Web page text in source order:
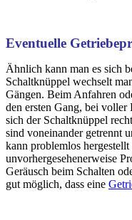
Eventuelle
Ähnlich kann man es sich
Schaltknüppel wechselt
Gängen. Beim Anfahren
den ersten Gang, bei voller
sich der Schaltknüppel
sind voneinander getrennt
kann problemlos
unvorhergesehenerweise
Geräusch beim Schalten
gut möglich, dass eine